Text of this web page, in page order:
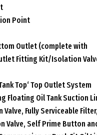
Point
Outlet (complete with
Fitting Kit/Isolation
Top‘ Top Outlet System
Floating Oil Tank Suction
Valve, Fully Serviceable Filter,
Valve, Self Prime Button